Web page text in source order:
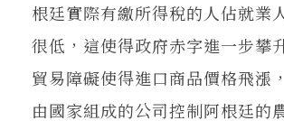
根廷實際有繳所得稅的人佔就業
很低，這使得政府赤字進一步攀
貿易障礙使得進口商品價格飛漲
由國家組成的公司控制阿根廷的